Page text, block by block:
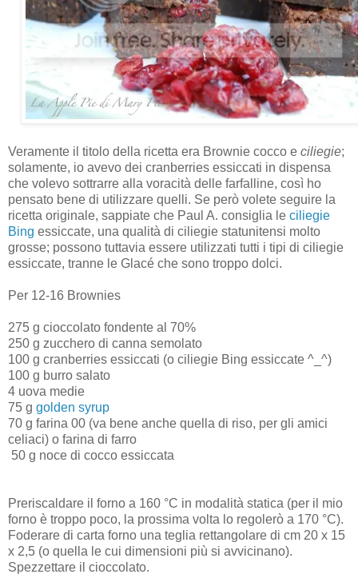
Veramente il titolo della ricetta era Brownie cocco e ciliegie;
solamente, io avevo dei cranberries essiccati in dispensa
che volevo sottrarre alla voracità delle farfalline, così ho
pensato bene di utilizzare quelli. Se però volete seguire la
ricetta originale, sappiate che Paul A. consiglia le ciliegie
Bing essiccate, una qualità di ciliegie statunitensi molto
grosse; possono tuttavia essere utilizzati tutti i tipi di ciliegie
essiccate, tranne le Glacé che sono troppo dolci.
Per 12-16 Brownies
275 g cioccolato fondente al 70%
250 g zucchero di canna semolato
100 g cranberries essiccati (o ciliegie Bing essiccate ^_^)
100 g burro salato
4 uova medie
75 g golden syrup
70 g farina 00 (va bene anche quella di riso, per gli amici
celiaci) o farina di farro
50 g noce di cocco essiccata
Preriscaldare il forno a 160 °C in modalità statica (per il mio
forno è troppo poco, la prossima volta lo regolerò a 170 °C).
Foderare di carta forno una teglia rettangolare di cm 20 x 15
x 2,5 (o quella le cui dimensioni più si avvicinano).
Spezzettare il cioccolato.